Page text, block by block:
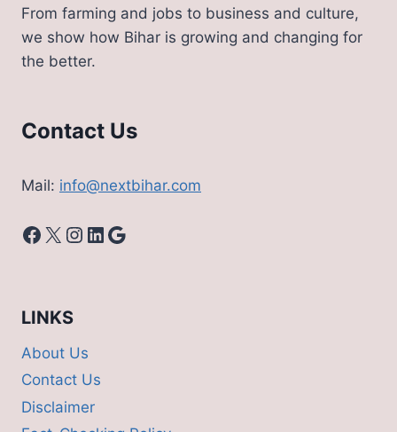
From farming and jobs to business and culture,
we show how Bihar is growing and changing for
the better.
Contact Us
Mail: info@nextbihar.com
Facebook
X Instagram
LinkedIn
Google
LINKS
About Us
Contact Us
Disclaimer